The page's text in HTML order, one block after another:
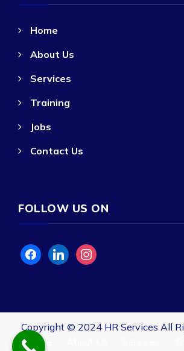
Home
About Us
Services
Training
Jobs
Contact Us
FOLLOW US ON
facebooklinkedininstagram
Copyright © 2024 HR Services All
Home